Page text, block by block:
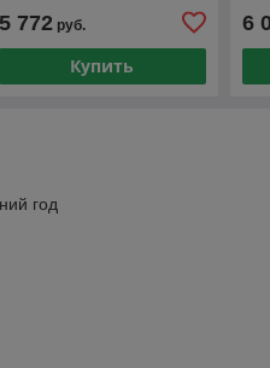
5 772руб.
Купить
6
год